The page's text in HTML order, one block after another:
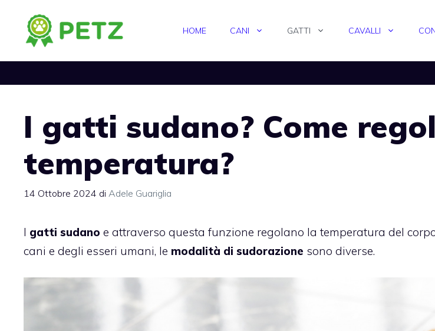
contenuto
HOME CANI GATTI CAVALLI
I gatti sudano? Come
temperatura?
14 Ottobre 2024 di Adele Guariglia
I gatti sudano e attraverso questa funzione regolano la temperatura del
cani e degli esseri umani, le modalità di sudorazione sono diverse.